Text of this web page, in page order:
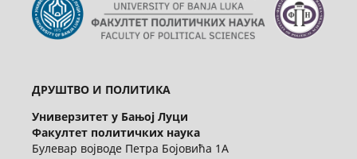
ДРУШТВО И ПОЛИТИКА
Универзитет у Бањој Луци
Факултет политичких наука
Булевар војводе Петра Бојовића 1А